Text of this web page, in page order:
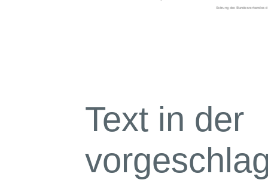
Text in der